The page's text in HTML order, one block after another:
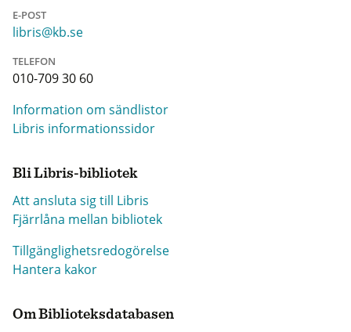
E-POST
libris@kb.se
TELEFON
010-709 30 60
Information om sändlistor
Libris informationssidor
Bli Libris-bibliotek
Att ansluta sig till Libris
Fjärrlåna mellan bibliotek
Tillgänglighetsredogörelse
Hantera kakor
Om Biblioteksdatabasen